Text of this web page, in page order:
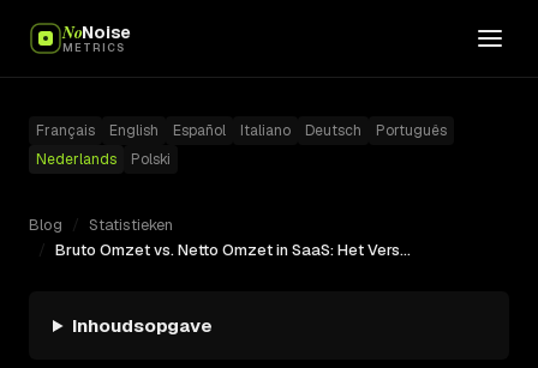
NoNoise
METRICS
Français English Español Italiano Deutsch
Português
Nederlands
Polski
Blog / Statistieken
/
Bruto Omzet vs. Netto Omzet in SaaS: Het Verschil
Inhoudsopgave